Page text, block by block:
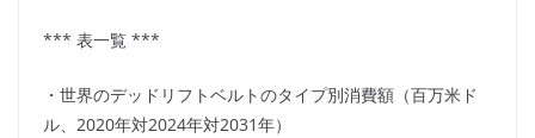
*** 表一覧 ***
・世界のデッドリフトベルトのタイプ別消費額（百万米ド
ル、2020年対2024年対2031年）